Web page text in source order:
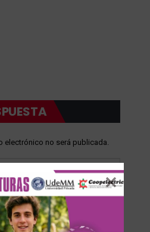
electrónico no será publicada.